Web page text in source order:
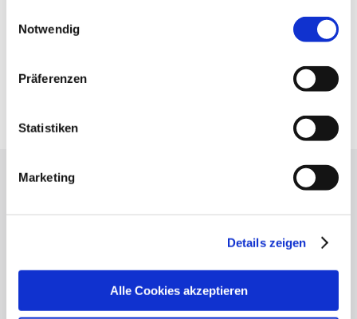
Impressum
Notwendig
Präferenzen
Statistiken
Marketing
Details zeigen
Alle Cookies akzeptieren
Deutsche Bahn AG
Google Maps
Press
Stuttgart Convention Bureau
Privacy policy
Contact